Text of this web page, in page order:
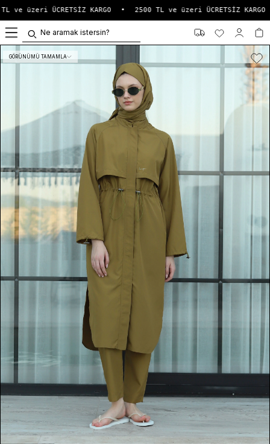
ve üzeri ÜCRETSİZ KARGO 2500 TL ve üzeri ÜCRETSİZ KARGO
GÖRÜNÜMÜ TAMAMLA